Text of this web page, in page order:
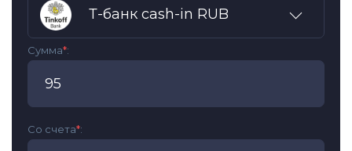
Т-банк cash-in RUB
Сумма*:
Со счета*: